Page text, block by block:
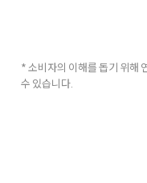
* 소비자의 이해를 돕기 위해
수 있습니다.